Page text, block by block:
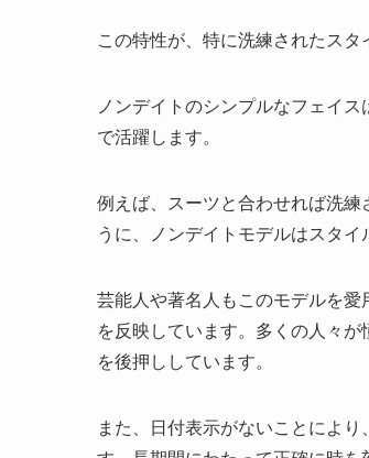
この特性が、特に洗練されたスタ
ノンデイトのシンプルなフェイ
で活躍します。
例えば、スーツと合わせれば洗
うに、ノンデイトモデルはスタイ
芸能人や著名人もこのモデルを
を反映しています。多くの人々
を後押ししています。
また、日付表示がないことによ